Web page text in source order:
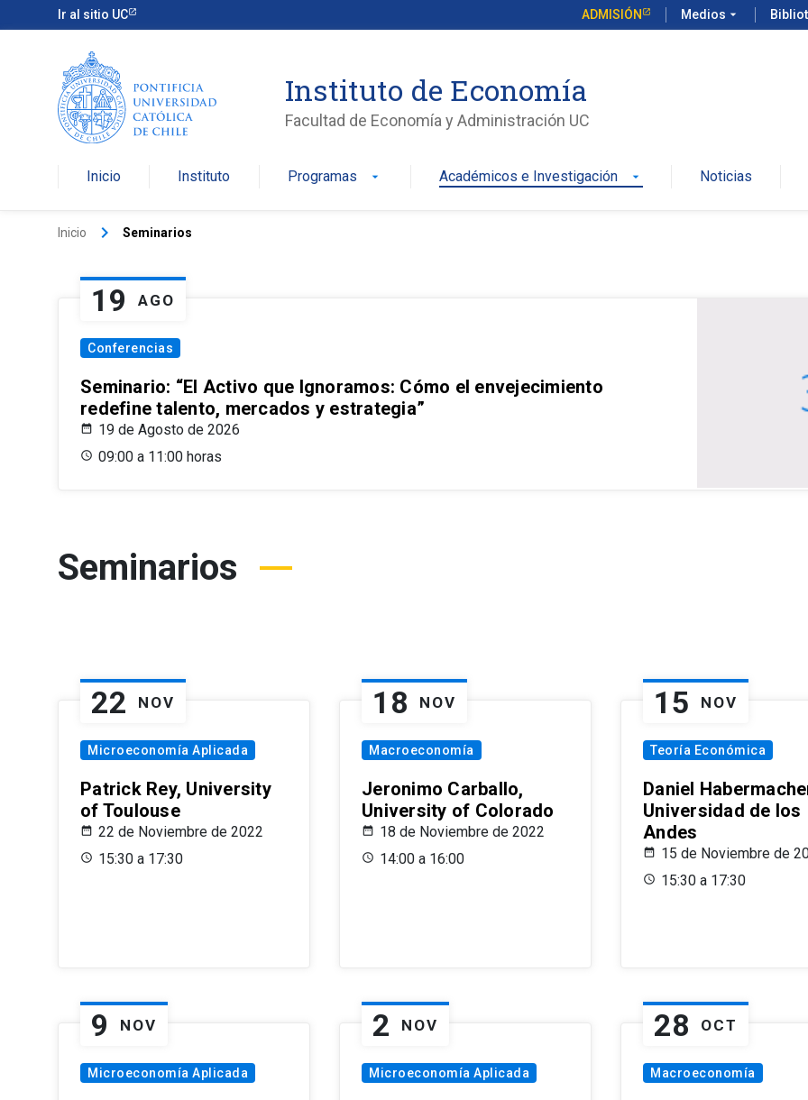
Ir al sitio UC ADMISIÓN Medios arrow_drop_down
Instituto de Economía
Facultad de Economía y Administración UC
Inicio Instituto Programas arrow_drop_down Académicos e Investigación arrow_drop_down Noticias
Inicio keyboard_arrow_right Seminarios
19 AGO
Conferencias
Seminario: “El Activo que Ignoramos: Cómo el envejecimiento
redefine talento, mercados y estrategia”
19 de Agosto de 2026
09:00 a 11:00 horas
Seminarios
22 NOV
Microeconomía Aplicada
Patrick Rey, University
of Toulouse
22 de Noviembre de 2022
15:30 a 17:30
18 NOV
Macroeconomía
Jeronimo Carballo,
University of Colorado
18 de Noviembre de 2022
14:00 a 16:00
15 NOV
Teoría Económica
Daniel
Universidad de los
Andes
15 de Noviembre de
15:30 a 17:30
9 NOV
Microeconomía Aplicada
2 NOV
Microeconomía Aplicada
28 OCT
Macroeconomía